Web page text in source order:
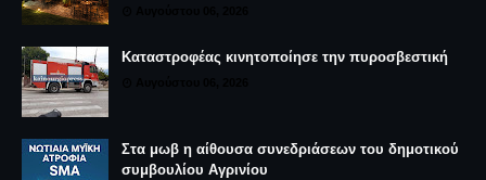
Καταστροφέας κινητοποίησε την πυροσβεστική
Στα μωβ η αίθουσα συνεδριάσεων του δημοτικού
συμβουλίου Αγρινίου